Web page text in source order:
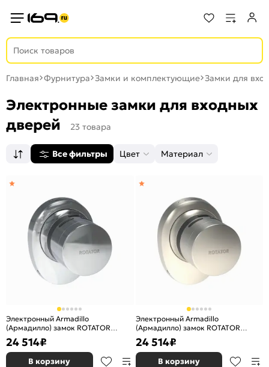
Главная Фурнитура Замки и комплектующие Замки для
Электронные замки для входных
дверей
23 товара
Все фильтры Цвет Материал
Электронный Armadillo
(Армадилло) замок ROTATOR
EL.RT01.01 СP хром
24 514₽
В корзину
Электронный Armadillo
(Армадилло) замок ROTATOR
EL.RT01.01 SN матовый никель
24 514₽
В корзину